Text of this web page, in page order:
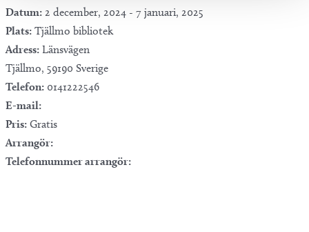
Datum: 2 december, 2024 - 7 januari, 2025
Plats: Tjällmo bibliotek
Adress: Länsvägen
Tjällmo, 59190 Sverige
Telefon: 0141222546
E-mail:
Pris: Gratis
Arrangör:
Telefonnummer arrangör: